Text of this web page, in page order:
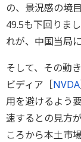
の、景況感の境
49.5も下回りま
れが、中国当局
そして、その動
ビディア［NVDA
用を避けるよう
速するとの見方
ころから本土市